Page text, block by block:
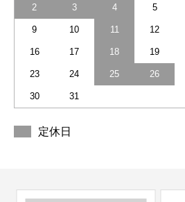
2 3 4 5
9 10 11 12
16 17 18 19
23 24 25 26
30 31
定休日